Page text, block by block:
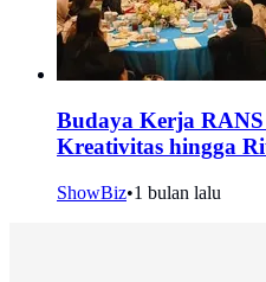
Budaya Kerja
Kreativitas hingga
ShowBiz•1 bulan lalu